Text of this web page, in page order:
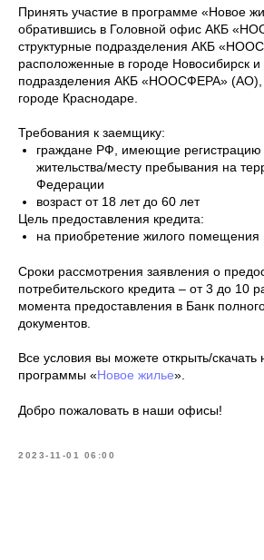
Принять участие в программе «Новое
обратившись в Головной офис АКБ
структурные подразделения АКБ
расположенные в городе Новосибирск и
подразделения АКБ «НООСФЕРА» (АО),
городе Краснодаре.
Требования к заемщику:
граждане РФ, имеющие регистрацию
жительства/месту пребывания на
Федерации
возраст от 18 лет до 60 лет
Цель предоставления кредита:
на приобретение жилого помещения
Сроки рассмотрения заявления о
потребительского кредита – от 3 до 10
момента предоставления в Банк
документов.
Все условия вы можете открыть/скачать
программы «Новое жилье».
Добро пожаловать в наши офисы!
2023-11-01 06:00